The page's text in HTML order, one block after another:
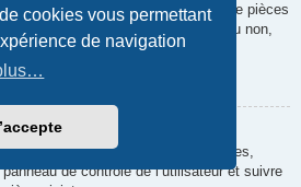
cookies vous permettant
de navigation
ou interdire certains types de pièces
de savoir ce qui est autorisé ou non,
un administrateur du forum.
toutes mes pièces jointes ?
jointes que vous avez transférées,
de contrôle de l’utilisateur et suivre